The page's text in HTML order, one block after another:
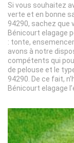
Si vous souhaitez
verte et en bonne
94290, sachez que
Bénicourt elagage
: tonte,
avons à notre
compétents qui
de pelouse et le
94290. De ce fait,
Bénicourt elagage